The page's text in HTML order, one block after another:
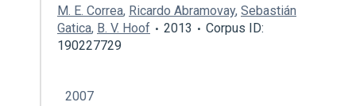
M. E. Correa, Ricardo Abramovay, Sebastián
Gatica, B. V. Hoof 2013
Corpus ID:
190227729
2007